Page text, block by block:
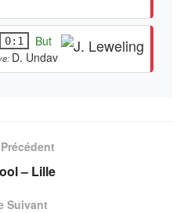
0:1
But
D. Undav
– Lille
Suivant